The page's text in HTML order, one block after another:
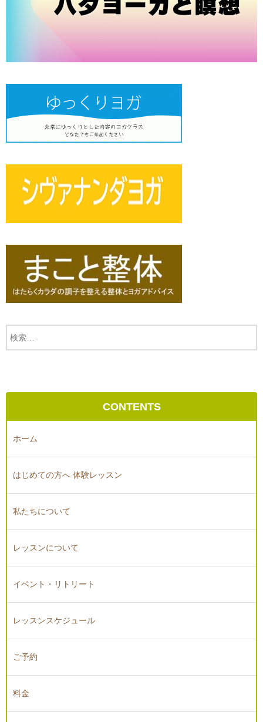
CONTENTS
ホーム
はじめての方へ 体験レッスン
私たちについて
レッスンについて
イベント・リトリート
レッスンスケジュール
ご予約
料金